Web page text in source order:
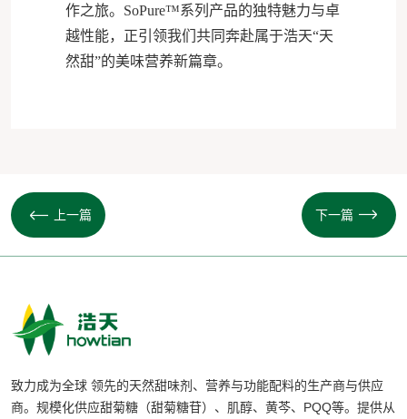
作之旅。SoPure™系列产品的独特魅力与卓
越性能，正引领我们共同奔赴属于浩天“天
然甜”的美味营养新篇章。
上一篇 下一篇
致力成为全球 领先的天然甜味剂、营养与功能配料的生产商与供应
商。规模化供应甜菊糖（甜菊糖苷）、肌醇、黄芩、PQQ等。提供从